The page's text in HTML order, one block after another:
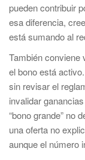
pueden contribuir
esa diferencia,
está sumando al
También conviene
el bono está
sin revisar el
invalidar
“bono grande” no
una oferta no
aunque el número